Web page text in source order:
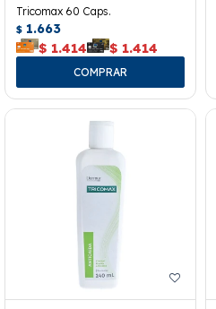
Tricomax 60 Caps.
$ 1.663
$ 1.414 $ 1.414